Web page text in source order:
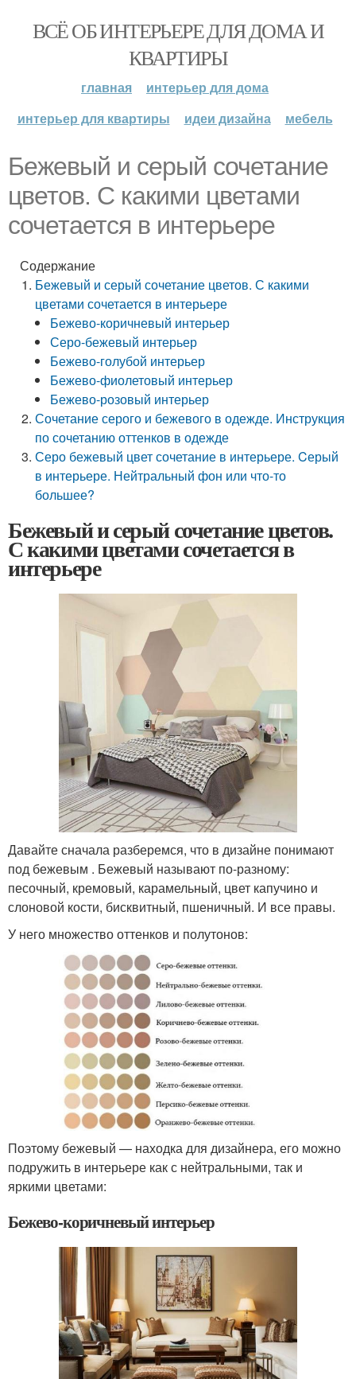
ВСЁ ОБ ИНТЕРЬЕРЕ ДЛЯ ДОМА И
КВАРТИРЫ
главная
интерьер для дома
интерьер для квартиры
идеи дизайна мебель
Бежевый и серый сочетание
цветов. С какими цветами
сочетается в интерьере
Содержание
Бежевый и серый сочетание цветов. С какими
цветами сочетается в интерьере
Бежево-коричневый интерьер
Серо-бежевый интерьер
Бежево-голубой интерьер
Бежево-фиолетовый интерьер
Бежево-розовый интерьер
Сочетание серого и бежевого в одежде. Инструкция
по сочетанию оттенков в одежде
Серо бежевый цвет сочетание в интерьере. Cерый
в интерьере. Нейтральный фон или что-то
большее?
Бежевый и серый сочетание цветов.
С какими цветами сочетается в
интерьере
Давайте сначала разберемся, что в дизайне понимают
под бежевым . Бежевый называют по-разному:
песочный, кремовый, карамельный, цвет капучино и
слоновой кости, бисквитный, пшеничный. И все правы.
У него множество оттенков и полутонов:
Поэтому бежевый — находка для дизайнера, его можно
подружить в интерьере как с нейтральными, так и
яркими цветами:
Бежево-коричневый интерьер